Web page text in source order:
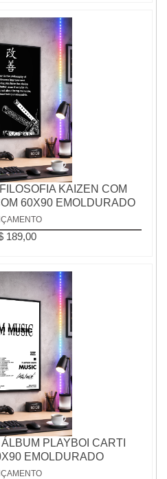
KAIZEN COM
60X90 EMOLDURADO
189,00
PLAYBOI CARTI
EMOLDURADO